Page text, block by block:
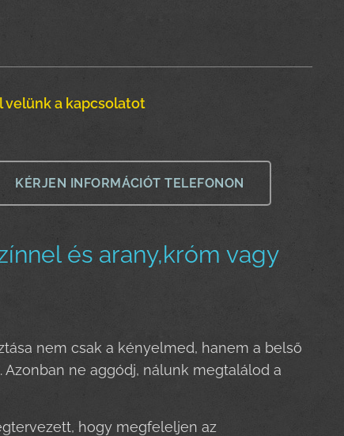
velünk a kapcsolatot
KÉRJEN INFORMÁCIÓT TELEFONON
és arany,króm vagy
nem csak a kényelmed, hanem a belső
ne aggódj, nálunk megtalálod a
hogy megfeleljen az